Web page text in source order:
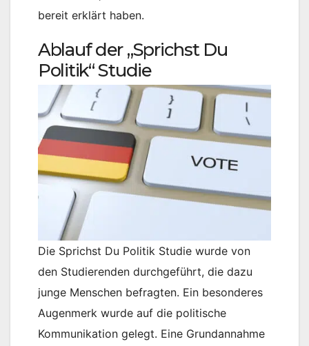
bereit erklärt haben.
Ablauf der „Sprichst Du
Politik“ Studie
Die Sprichst Du Politik Studie wurde von
den Studierenden durchgeführt, die dazu
junge Menschen befragten. Ein besonderes
Augenmerk wurde auf die politische
Kommunikation gelegt. Eine Grundannahme